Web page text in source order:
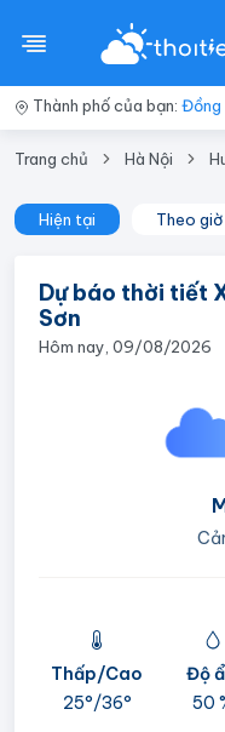
Thành phố của bạn: Đồng
Trang chủ Hà Nội
Hiện tại Theo giờ
Dự báo thời tiết
Sơn
Hôm nay, 09/08/2026
Thấp/Cao
25°/36°
Độ
50